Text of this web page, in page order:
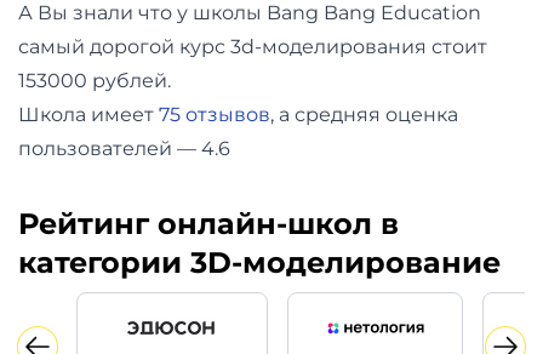
А Вы знали что у школы Bang Bang Education
самый дорогой курс 3d-моделирования стоит
153000 рублей.
Школа имеет 75 отзывов, а средняя оценка
пользователей — 4.6
Рейтинг онлайн-школ в
категории 3D-моделирование